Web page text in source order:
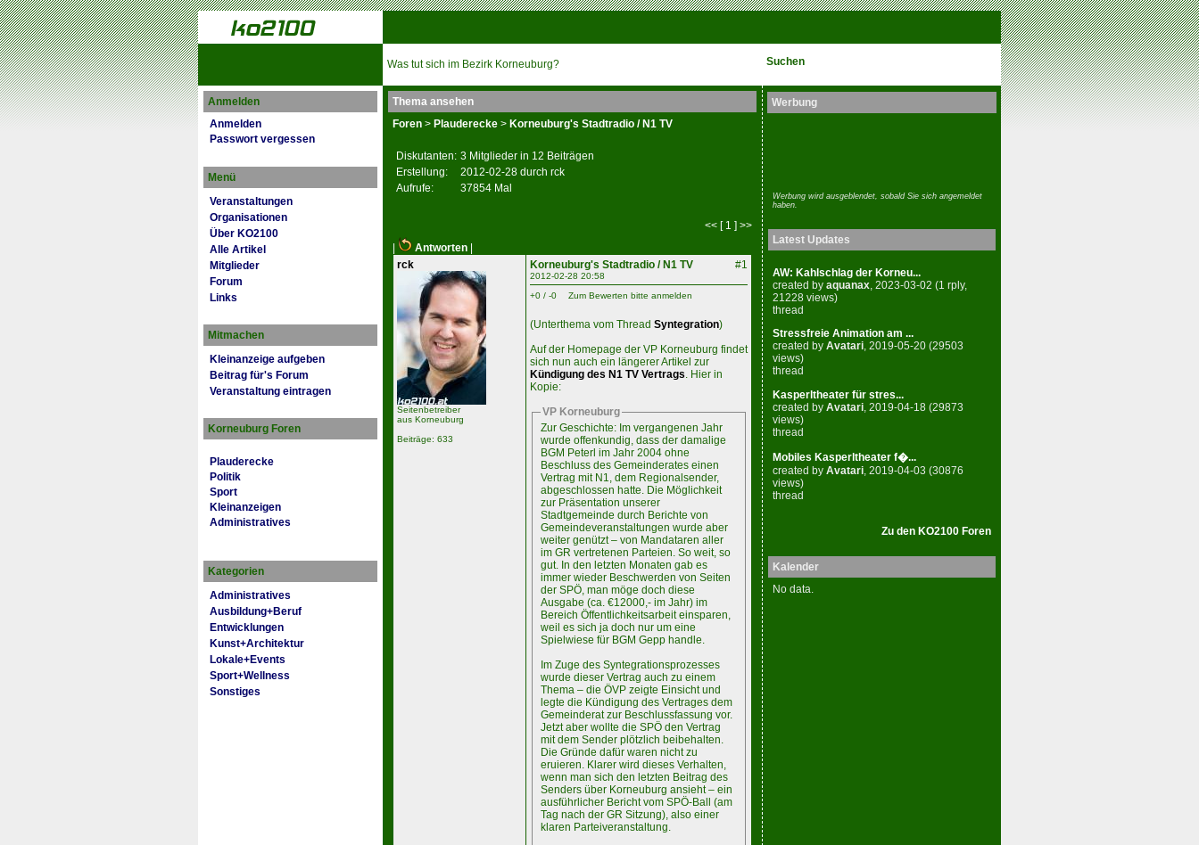
Was tut sich im Bezirk Korneuburg? Suchen
Anmelden
Anmelden
Passwort vergessen
Menü
Veranstaltungen
Organisationen
Über KO2100
Alle Artikel
Mitglieder
Forum
Links
Mitmachen
Kleinanzeige aufgeben
Beitrag für's Forum
Veranstaltung eintragen
Korneuburg Foren
Plauderecke
Politik
Sport
Kleinanzeigen
Administratives
Kategorien
Administratives
Ausbildung+Beruf
Entwicklungen
Kunst+Architektur
Lokale+Events
Sport+Wellness
Sonstiges
Thema ansehen
Foren > Plauderecke > Korneuburg's Stadtradio / N1 TV
Diskutanten: 3 Mitglieder in 12 Beiträgen
Erstellung:
2012-02-28 durch rck
Aufrufe:
37854 Mal
<< [ 1 ] >>
Antworten
rck
Seitenbetreiber
aus Korneuburg
Beiträge: 633
#1
Korneuburg's Stadtradio / N1 TV
2012-02-28 20:58
+0 / -0
Zum Bewerten bitte anmelden
(Unterthema vom Thread Syntegration)
Auf der Homepage der VP Korneuburg findet
sich nun auch ein längerer Artikel zur
Kündigung des N1 TV Vertrags. Hier in
Kopie:
VP Korneuburg
Zur Geschichte: Im vergangenen Jahr
wurde offenkundig, dass der damalige
BGM Peterl im Jahr 2004 ohne
Beschluss des Gemeinderates einen
Vertrag mit N1, dem Regionalsender,
abgeschlossen hatte. Die Möglichkeit
zur Präsentation unserer
Stadtgemeinde durch Berichte von
Gemeindeveranstaltungen wurde aber
weiter genützt – von Mandataren aller
im GR vertretenen Parteien. So weit, so
gut. In den letzten Monaten gab es
immer wieder Beschwerden von Seiten
der SPÖ, man möge doch diese
Ausgabe (ca. €12000,- im Jahr) im
Bereich Öffentlichkeitsarbeit einsparen,
weil es sich ja doch nur um eine
Spielwiese für BGM Gepp handle.
Im Zuge des Syntegrationsprozesses
wurde dieser Vertrag auch zu einem
Thema – die ÖVP zeigte Einsicht und
legte die Kündigung des Vertrages dem
Gemeinderat zur Beschlussfassung vor.
Jetzt aber wollte die SPÖ den Vertrag
mit dem Sender plötzlich beibehalten.
Die Gründe dafür waren nicht zu
eruieren. Klarer wird dieses Verhalten,
wenn man sich den letzten Beitrag des
Senders über Korneuburg ansieht – ein
ausführlicher Bericht vom SPÖ-Ball (am
Tag nach der GR Sitzung), also einer
klaren Parteiveranstaltung.
Werbung
Werbung wird ausgeblendet, sobald Sie sich angemeldet
haben.
Latest Updates
AW: Kahlschlag der Korneu...
created by aquanax, 2023-03-02 (1 rply,
21228 views)
thread
Stressfreie Animation am ...
created by Avatari, 2019-05-20 (29503
views)
thread
Kasperltheater für stres...
created by Avatari , 2019-04-18 (29873
views)
thread
Mobiles Kasperltheater f�...
created by Avatari , 2019-04-03 (30876
views)
thread
Zu den KO2100 Foren
Kalender
No data.